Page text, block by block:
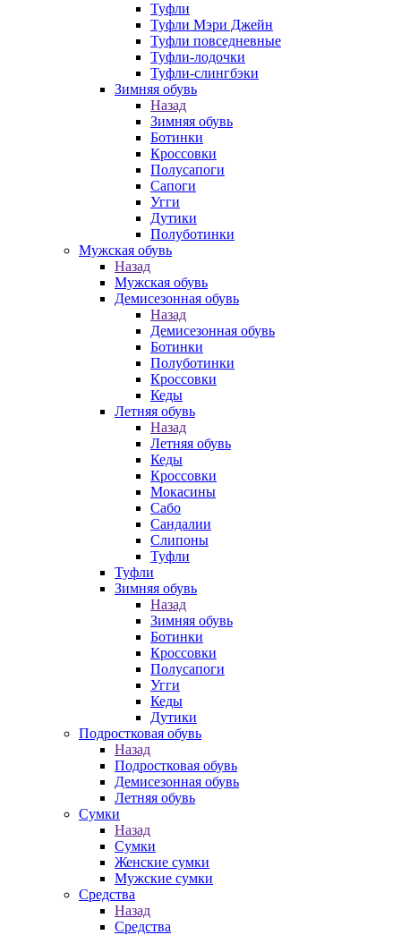
Туфли
Туфли Мэри Джейн
Туфли повседневные
Туфли-лодочки
Туфли-слингбэки
Зимняя обувь
Назад
Зимняя обувь
Ботинки
Кроссовки
Полусапоги
Сапоги
Угги
Дутики
Полуботинки
Мужская обувь
Назад
Мужская обувь
Демисезонная обувь
Назад
Демисезонная обувь
Ботинки
Полуботинки
Кроссовки
Кеды
Летняя обувь
Назад
Летняя обувь
Кеды
Кроссовки
Мокасины
Сабо
Сандалии
Слипоны
Туфли
Туфли
Зимняя обувь
Назад
Зимняя обувь
Ботинки
Кроссовки
Полусапоги
Угги
Кеды
Дутики
Подростковая обувь
Назад
Подростковая обувь
Демисезонная обувь
Летняя обувь
Сумки
Назад
Сумки
Женские сумки
Мужские сумки
Средства
Назад
Средства